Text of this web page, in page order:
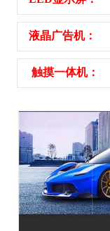
液晶广告机：
触摸一体机：